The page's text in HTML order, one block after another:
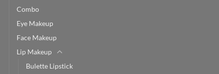
Combo
Eye Makeup
Face Makeup
Lip Makeup
Bulette Lipstick